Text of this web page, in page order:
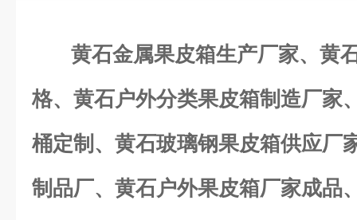
黄石金属果皮箱生产厂家、黄
格、黄石户外分类果皮箱制造厂家
桶定制、黄石玻璃钢果皮箱供应厂
制品厂、黄石户外果皮箱厂家成品